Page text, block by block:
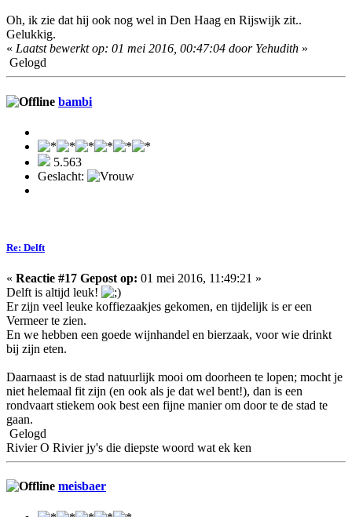
Oh, ik zie dat hij ook nog wel in Den Haag en Rijswijk zit..
Gelukkig.
« Laatst bewerkt op: 01 mei 2016, 00:47:04 door Yehudith »
Gelogd
bambi
5.563
Geslacht:
Re: Delft
« Reactie #17 Gepost op: 01 mei 2016, 11:49:21 »
Delft is altijd leuk!
Er zijn veel leuke koffiezaakjes gekomen, en tijdelijk is er een
Vermeer te zien.
En we hebben een goede wijnhandel en bierzaak, voor wie drinkt
bij zijn eten.
Daarnaast is de stad natuurlijk mooi om doorheen te lopen; mocht je
niet helemaal fit zijn (en ook als je dat wel bent!), dan is een
rondvaart stiekem ook best een fijne manier om door te de stad te
gaan.
Gelogd
Rivier O Rivier jy's die diepste woord wat ek ken
meisbaer